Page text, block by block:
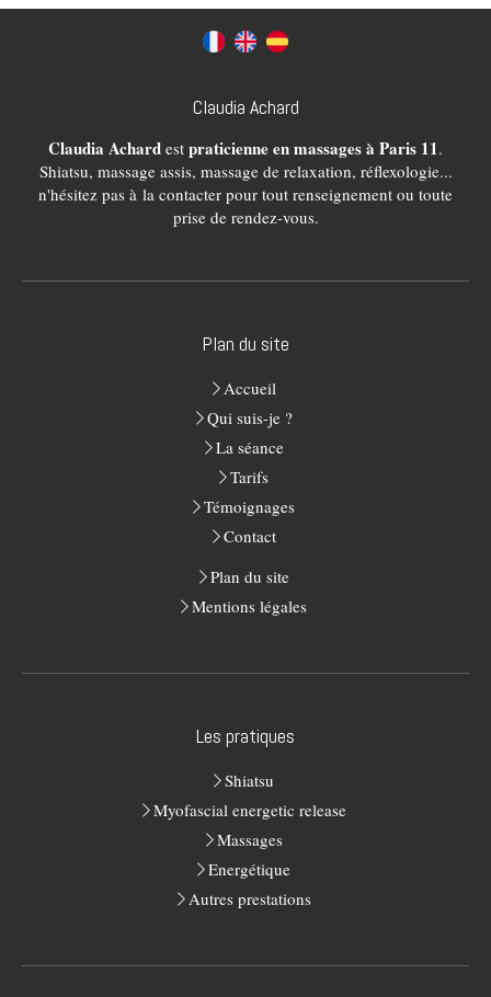
Claudia Achard
Claudia Achard est praticienne en massages à Paris 11.
Shiatsu, massage assis, massage de relaxation, réflexologie...
n'hésitez pas à la contacter pour tout renseignement ou toute
prise de rendez-vous.
Plan du site
Accueil
Qui suis-je ?
La séance
Tarifs
Témoignages
Contact
Plan du site
Mentions légales
Les pratiques
Shiatsu
Myofascial energetic release
Massages
Energétique
Autres prestations